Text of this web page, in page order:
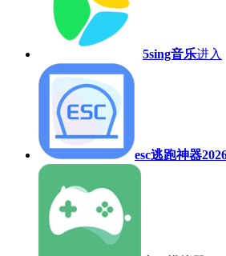
5sing音乐进入
esc逃跑神器